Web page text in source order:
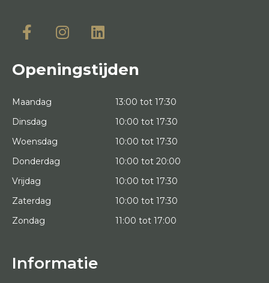
Openingstijden
Maandag
13:00 tot 17:30
Dinsdag
10:00 tot 17:30
Woensdag
10:00 tot 17:30
Donderdag
10:00 tot 20:00
Vrijdag
10:00 tot 17:30
Zaterdag
10:00 tot 17:30
Zondag
11:00 tot 17:00
Informatie